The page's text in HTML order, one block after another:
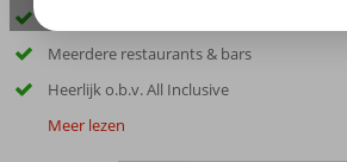
Meerdere restaurants & bars
Heerlijk o.b.v. All Inclusive
Meer lezen